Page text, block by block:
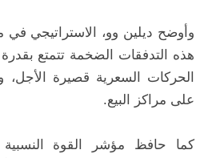
وأوضح ديلين وو، الاستراتيجي
هذه التدفقات الضخمة تتمتع
الحركات السعرية قصيرة
على مراكز البيع.